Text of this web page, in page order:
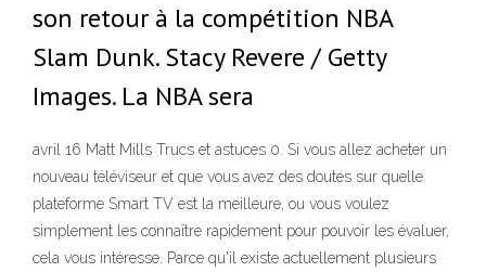
son retour à la compétition NBA
Slam Dunk. Stacy Revere / Getty
Images. La NBA sera
avril 16 Matt Mills Trucs et astuces 0. Si vous allez acheter un
nouveau téléviseur et que vous avez des doutes sur quelle
plateforme Smart TV est la meilleure, ou vous voulez
simplement les connaître rapidement pour pouvoir les évaluer,
cela vous intéresse. Parce qu'il existe actuellement plusieurs